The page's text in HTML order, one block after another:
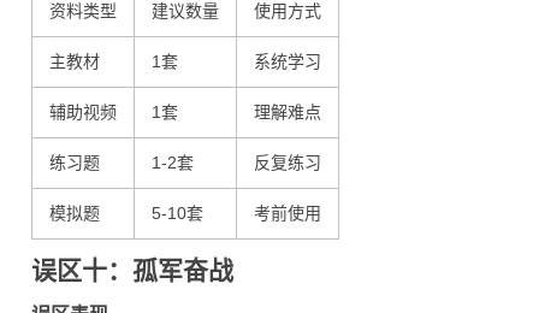
资料类型 建议数量 使用方式
主教材 1套 系统学习
辅助视频 1套 理解难点
练习题 1-2套 反复练习
模拟题 5-10套 考前使用
误区十：孤军奋战